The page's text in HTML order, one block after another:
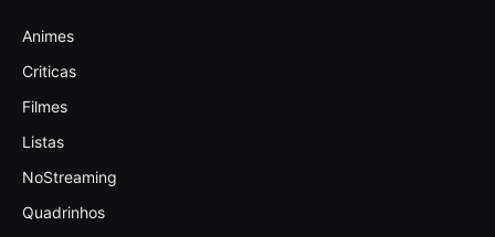
Animes
Criticas
Filmes
Listas
NoStreaming
Quadrinhos